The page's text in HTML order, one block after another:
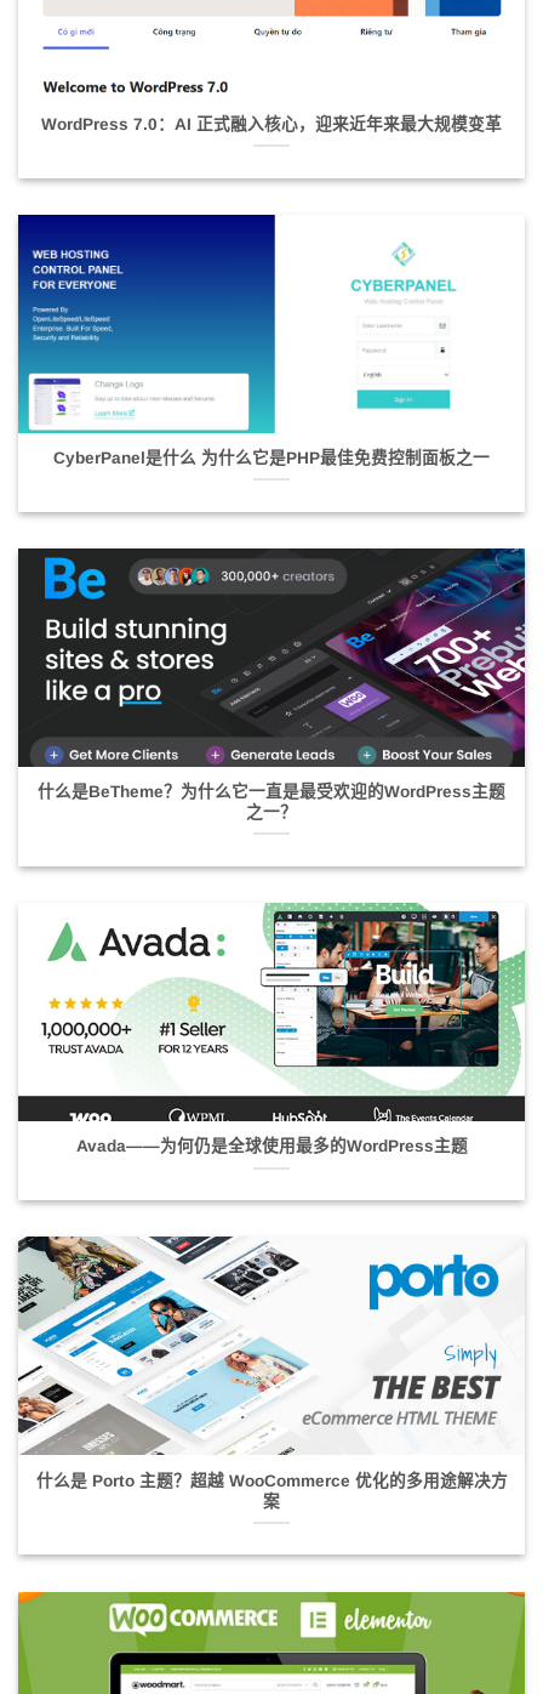
WordPress 7.0：AI 正式融入核心，迎来近年来最大规模变革
CyberPanel是什么 为什么它是PHP最佳免费控制面板之一
什么是BeTheme？为什么它一直是最受欢迎的WordPress主题
之一？
Avada——为何仍是全球使用最多的WordPress主题
什么是 Porto 主题？超越 WooCommerce 优化的多用途解决方
案